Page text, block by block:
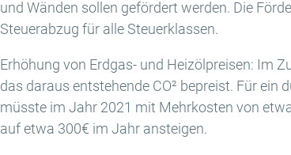
und Wänden sollen gefördert werden. Die
Steuerabzug für alle Steuerklassen.
Erhöhung von Erdgas- und Heizölpreisen: Im
das daraus entstehende CO² bepreist. Für
müsste im Jahr 2021 mit Mehrkosten von
auf etwa 300€ im Jahr ansteigen.